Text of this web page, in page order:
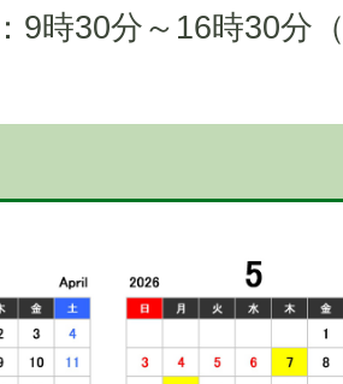
9時30分～16時30分